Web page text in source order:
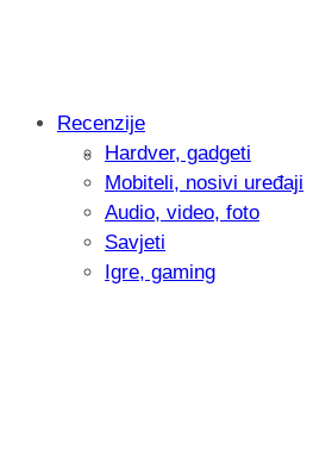
Intervju: Goran
Recenzije
Hardver, gadgeti
Mobiteli, nosivi uređaji
Audio, video, foto
Savjeti
Igre, gaming